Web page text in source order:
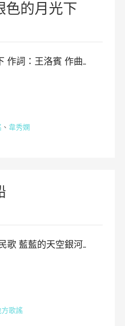
色的月光下
作詞：王洛賓 作曲…
、 韋秀嫻
歌 藍藍的天空銀河…
方歌謠